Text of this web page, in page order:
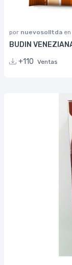
por nuevosolltda en
BUDIN
+110 Ventas